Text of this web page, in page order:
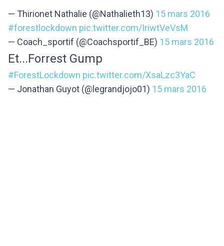
— Thirionet Nathalie (@Nathalieth13) 15 mars 2016
#forestlockdown pic.twitter.com/IriwtVeVsM
— Coach_sportif (@Coachsportif_BE) 15 mars 2016
Et...Forrest Gump
#ForestLockdown pic.twitter.com/XsaLzc3YaC
— Jonathan Guyot (@legrandjojo01) 15 mars 2016